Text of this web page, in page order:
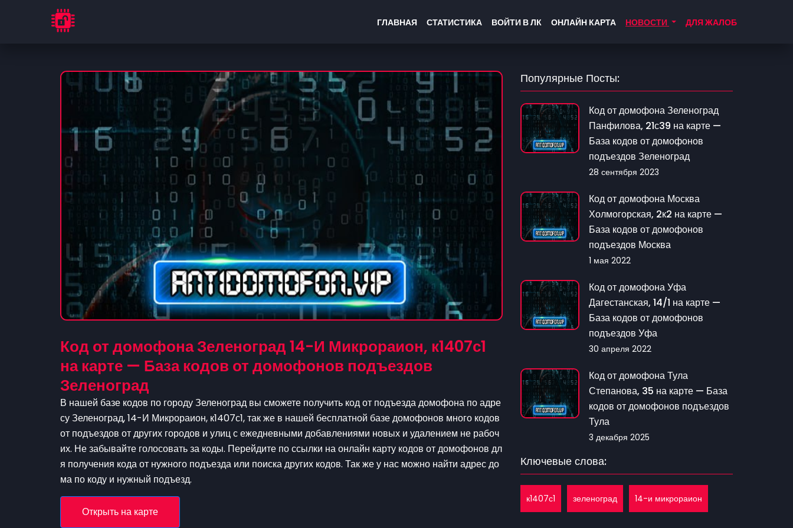
ГЛАВНАЯ СТАТИСТИКА ВОЙТИ В ЛК ОНЛАЙН КАРТА НОВОСТИ ДЛЯ ЖАЛОБ
Код от домофона Зеленоград 14-И Микрораион, к1407с1
на карте — База кодов от домофонов подъездов
Зеленоград
В нашей базе кодов по городу Зеленоград вы сможете получить код от подъезда домофона по адре
су Зеленоград, 14-И Микрораион, к1407с1, так же в нашей бесплатной базе домофонов много кодов
от подъездов от других городов и улиц с ежедневными добавлениями новых и удалением не рабоч
их. Не забывайте голосовать за коды. Перейдите по ссылки на онлайн карту кодов от домофонов дл
я получения кода от нужного подъезда или поиска других кодов. Так же у нас можно найти адрес до
ма по коду и нужный подъезд.
Открыть на карте
Популярные Посты:
Код от домофона Зеленоград
Панфилова, 21с39 на карте —
База кодов от домофонов
подъездов Зеленоград
28 сентября 2023
Код от домофона Москва
Холмогорская, 2к2 на карте —
База кодов от домофонов
подъездов Москва
1 мая 2022
Код от домофона Уфа
Дагестанская, 14/1 на карте —
База кодов от домофонов
подъездов Уфа
30 апреля 2022
Код от домофона Тула
Степанова, 35 на карте — База
кодов от домофонов подъездов
Тула
3 декабря 2025
Ключевые слова:
к1407с1 зеленоград 14-и микрораион